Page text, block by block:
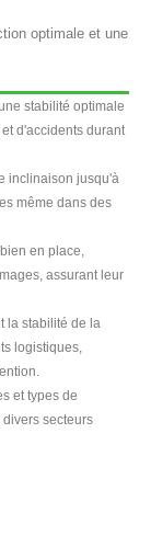
optimale et une
stabilité optimale
d'accidents durant
inclinaison jusqu'à
même dans des
en place,
assurant leur
la stabilité de la
logistiques,
et types de
secteurs